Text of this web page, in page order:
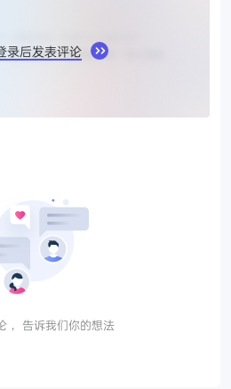
录后发表评论
， 告诉我们你的想法